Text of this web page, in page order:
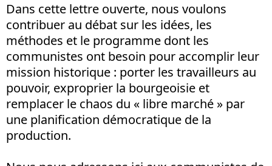
Dans cette lettre ouverte, nous voulons
contribuer au débat sur les idées, les
méthodes et le programme dont les
communistes ont besoin pour accomplir leur
mission historique : porter les travailleurs au
pouvoir, exproprier la bourgeoisie et
remplacer le chaos du « libre marché » par
une planification démocratique de la
production.